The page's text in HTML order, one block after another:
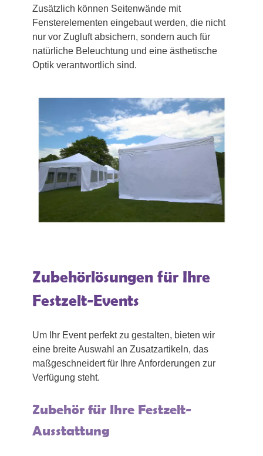
Zusätzlich können Seitenwände mit
Fensterelementen eingebaut werden, die nicht
nur vor Zugluft absichern, sondern auch für
natürliche Beleuchtung und eine ästhetische
Optik verantwortlich sind.
Zubehörlösungen für Ihre
Festzelt-Events
Um Ihr Event perfekt zu gestalten, bieten wir
eine breite Auswahl an Zusatzartikeln, das
maßgeschneidert für Ihre Anforderungen zur
Verfügung steht.
Zubehör für Ihre Festzelt-
Ausstattung